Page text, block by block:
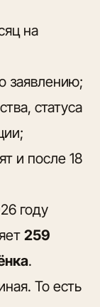
на
заявлению;
статуса
и после 18
году
259
.
То есть